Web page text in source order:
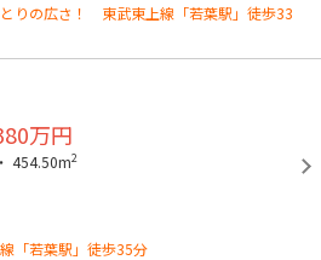
りの広さ！ 東武東上線「若葉駅」徒歩33
万円
・ 454.50m2
「若葉駅」徒歩35分